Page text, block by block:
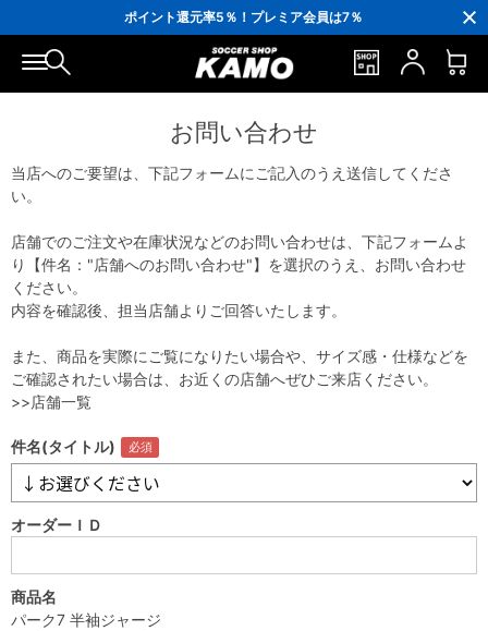
ポイント還元率5％！プレミア会員は7％
会員の方にはお誕生月に「10％OFFクーポン」プレゼント！
16,000円(税込)以上でシューズケースプレゼント！
3,300円(税込)以上で送料無料！
お問い合わせ
当店へのご要望は、下記フォームにご記入のうえ送信してくださ
い。
店舗でのご注文や在庫状況などのお問い合わせは、下記フォームよ
り【件名："店舗へのお問い合わせ"】を選択のうえ、お問い合わせ
ください。
内容を確認後、担当店舗よりご回答いたします。
また、商品を実際にご覧になりたい場合や、サイズ感・仕様などを
ご確認されたい場合は、お近くの店舗へぜひご来店ください。
>>店舗一覧
件名(タイトル)
オーダーＩＤ
商品名
パーク7 半袖ジャージ